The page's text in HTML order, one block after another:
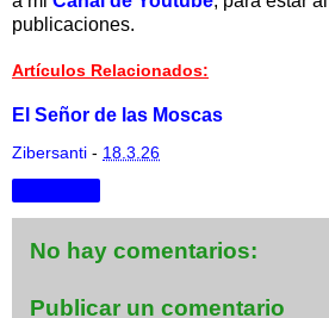
publicaciones.
Artículos Relacionados:
El Señor de las Moscas
Zibersanti - 18.3.26
No hay comentarios:
Publicar un comentario